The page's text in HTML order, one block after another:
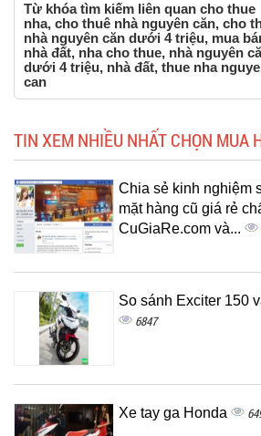
Từ khóa tìm kiếm liên quan cho thue
nha, cho thuê nhà nguyên căn, cho
nhà nguyên căn dưới 4 triệu, mua
nhà đất, nha cho thue, nhà nguyên
dưới 4 triệu, nhà đất, thue nha
can
TIN XEM NHIỀU NHẤT CHỌN MUA
Chia sẻ kinh nghiệm
mặt hàng cũ giá rẻ
CuGiaRe.com và...
So sánh Exciter 150
6847
Xe tay ga Honda